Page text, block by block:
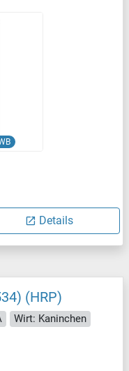
Details
(HRP)
Wirt: Kaninchen